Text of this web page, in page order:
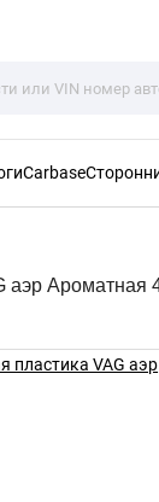
Carbase
аэр Ароматная